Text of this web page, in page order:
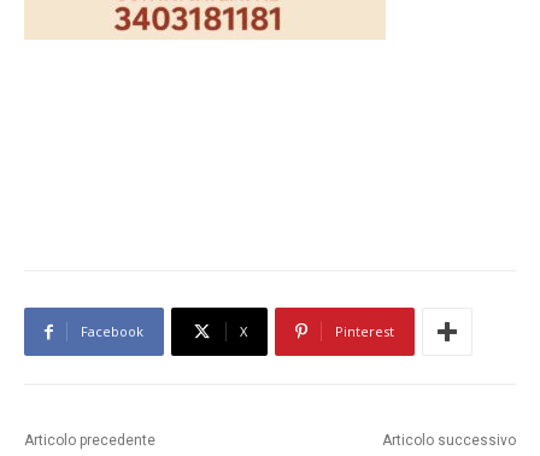
Facebook X Pinterest
Articolo precedente Articolo successivo